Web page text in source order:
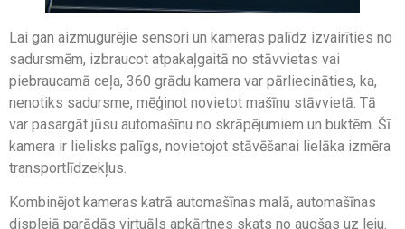
Lai gan aizmugurējie sensori un kameras palīdz izvairīties no
sadursmēm, izbraucot atpakaļgaitā no stāvvietas vai
piebraucamā ceļa, 360 grādu kamera var pārliecināties, ka,
nenotiks sadursme, mēģinot novietot mašīnu stāvvietā. Tā
var pasargāt jūsu automašīnu no skrāpējumiem un buktēm. Šī
kamera ir lielisks palīgs, novietojot stāvēšanai lielāka izmēra
transportlīdzekļus.
Kombinējot kameras katrā automašīnas malā, automašīnas
displejā parādās virtuāls apkārtnes skats no augšas uz leju.